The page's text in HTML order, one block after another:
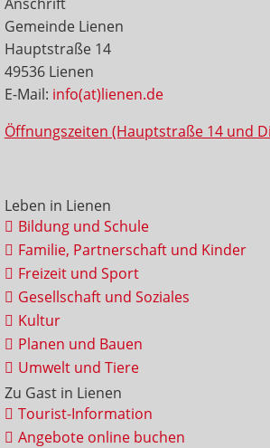
Gemeinde Lienen
Hauptstraße 14
49536 Lienen
E-Mail: info(at)lienen.de
Öffnungszeiten (Hauptstraße 14 und
Leben in Lienen
Bildung und Schule
Familie, Partnerschaft und Kinder
Freizeit und Sport
Gesellschaft und Soziales
Kultur
Planen und Bauen
Umwelt und Tiere
Zu Gast in Lienen
Tourist-Information
Angebote online buchen